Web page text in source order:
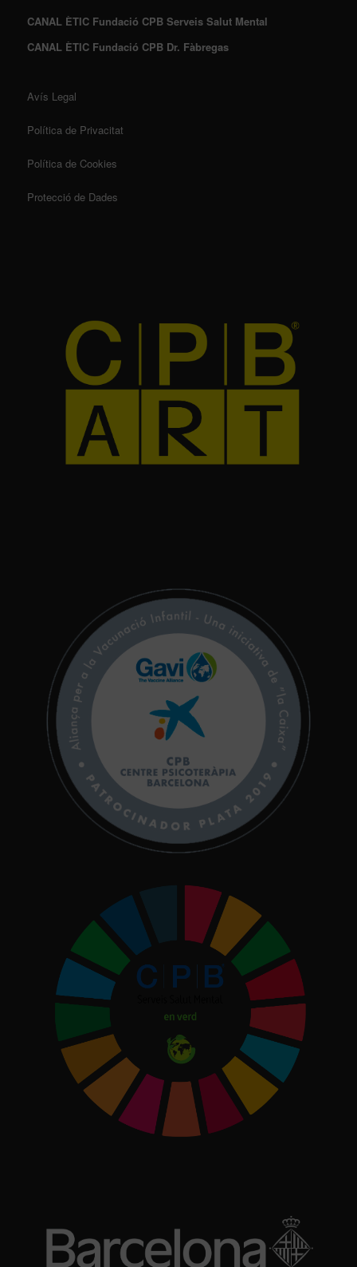
CANAL ÈTIC Fundació CPB Serveis Salut Mental
CANAL ÈTIC Fundació CPB Dr. Fàbregas
Avís Legal
Política de Privacitat
Política de Cookies
Protecció de Dades